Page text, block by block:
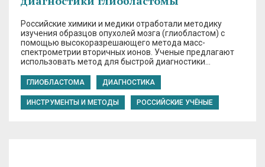
Российские химики и медики отработали методику
изучения образцов опухолей мозга (глиобластом) с
помощью высокоразрешающего метода масс-
спектрометрии вторичных ионов. Ученые предлагают
использовать метод для быстрой диагностики…
ГЛИОБЛАСТОМА ДИАГНОСТИКА
ИНСТРУМЕНТЫ И МЕТОДЫ РОССИЙСКИЕ УЧЁНЫЕ